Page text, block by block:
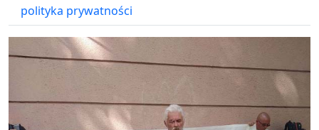
polityka prywatności